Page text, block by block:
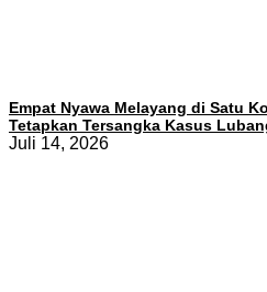
Empat Nyawa Melayang di Satu
Tetapkan Tersangka Kasus
Juli 14, 2026